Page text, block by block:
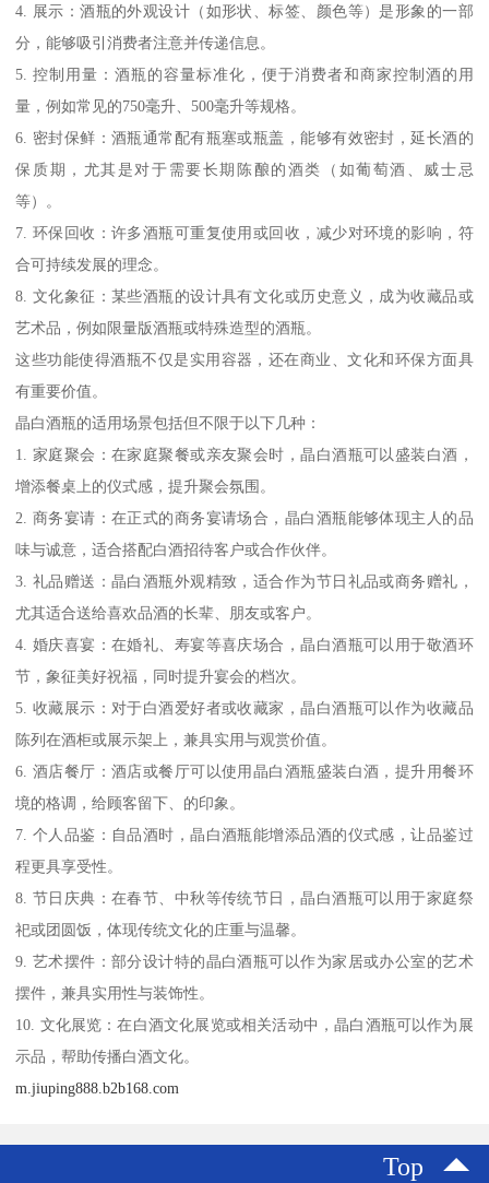
4. 展示：酒瓶的外观设计（如形状、标签、颜色等）是形象的一部
分，能够吸引消费者注意并传递信息。
5. 控制用量：酒瓶的容量标准化，便于消费者和商家控制酒的用
量，例如常见的750毫升、500毫升等规格。
6. 密封保鲜：酒瓶通常配有瓶塞或瓶盖，能够有效密封，延长酒的
保质期，尤其是对于需要长期陈酿的酒类（如葡萄酒、威士忌
等）。
7. 环保回收：许多酒瓶可重复使用或回收，减少对环境的影响，符
合可持续发展的理念。
8. 文化象征：某些酒瓶的设计具有文化或历史意义，成为收藏品或
艺术品，例如限量版酒瓶或特殊造型的酒瓶。
这些功能使得酒瓶不仅是实用容器，还在商业、文化和环保方面具
有重要价值。
晶白酒瓶的适用场景包括但不限于以下几种：
1. 家庭聚会：在家庭聚餐或亲友聚会时，晶白酒瓶可以盛装白酒，
增添餐桌上的仪式感，提升聚会氛围。
2. 商务宴请：在正式的商务宴请场合，晶白酒瓶能够体现主人的品
味与诚意，适合搭配白酒招待客户或合作伙伴。
3. 礼品赠送：晶白酒瓶外观精致，适合作为节日礼品或商务赠礼，
尤其适合送给喜欢品酒的长辈、朋友或客户。
4. 婚庆喜宴：在婚礼、寿宴等喜庆场合，晶白酒瓶可以用于敬酒环
节，象征美好祝福，同时提升宴会的档次。
5. 收藏展示：对于白酒爱好者或收藏家，晶白酒瓶可以作为收藏品
陈列在酒柜或展示架上，兼具实用与观赏价值。
6. 酒店餐厅：酒店或餐厅可以使用晶白酒瓶盛装白酒，提升用餐环
境的格调，给顾客留下、的印象。
7. 个人品鉴：自品酒时，晶白酒瓶能增添品酒的仪式感，让品鉴过
程更具享受性。
8. 节日庆典：在春节、中秋等传统节日，晶白酒瓶可以用于家庭祭
祀或团圆饭，体现传统文化的庄重与温馨。
9. 艺术摆件：部分设计特的晶白酒瓶可以作为家居或办公室的艺术
摆件，兼具实用性与装饰性。
10. 文化展览：在白酒文化展览或相关活动中，晶白酒瓶可以作为展
示品，帮助传播白酒文化。
m.jiuping888.b2b168.com
Top